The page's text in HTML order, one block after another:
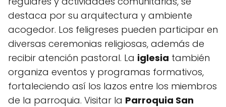
destaca por su arquitectura y ambiente
acogedor. Los feligreses pueden participar en
diversas ceremonias religiosas, además de
recibir atención pastoral. La iglesia también
organiza eventos y programas formativos,
fortaleciendo así los lazos entre los miembros
de la parroquia. Visitar la Parroquia San